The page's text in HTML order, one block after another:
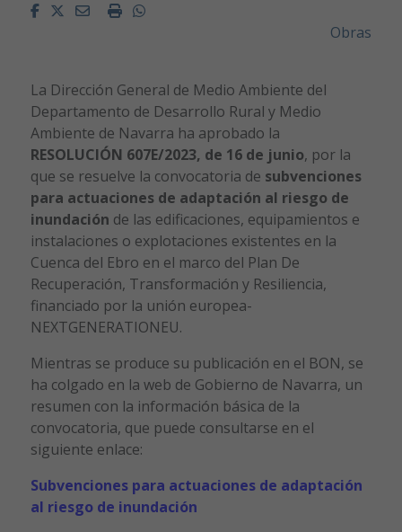
FacebookTwitterEmailImprimirWhatsapp
Obras
La Dirección General de Medio Ambiente del
Departamento de Desarrollo Rural y Medio
Ambiente de Navarra ha aprobado la
RESOLUCIÓN 607E/2023, de 16 de junio, por la
que se resuelve la convocatoria de subvenciones
para actuaciones de adaptación al riesgo de
inundación de las edificaciones, equipamientos e
instalaciones o explotaciones existentes en la
Cuenca del Ebro en el marco del Plan De
Recuperación, Transformación y Resiliencia,
financiado por la unión europea-
NEXTGENERATIONEU.
Mientras se produce su publicación en el BON, se
ha colgado en la web de Gobierno de Navarra, un
resumen con la información básica de la
convocatoria, que puede consultarse en el
siguiente enlace:
Subvenciones para actuaciones de adaptación
al riesgo de inundación